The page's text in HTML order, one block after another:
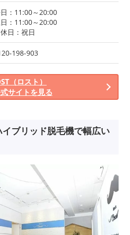
：11:00～20:00
：11:00～20:00
日：祝日
198-903
（ロスト）
サイトを見る
ブリッド脱毛機で幅広い